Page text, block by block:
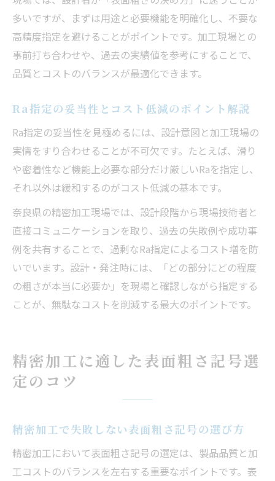
指定法
バフ仕上げや研磨仕上げの表面粗さ目安を
活用
品質とコストを両立する精密加工のRa指定
多いですが、まずは用途と必要機能を明確化し、不要な
高精度指定を避けることがポイントです。加工現場との
事前打ち合わせや、過去の実績値を参考にすることで、
品質とコストのバランスが最適化できます。
Ra指定の妥当性とコスト低減のポイント解説
Ra指定の妥当性を見極めるには、設計意図と加工現場の
実情をすり合わせることが不可欠です。たとえば、滑り
や密着性など機能上必要な部分だけ厳しいRaを指定し、
それ以外は緩和するのがコスト低減の基本です。
奈良県の精密加工現場では、設計段階から現場技術者と
直接コミュニケーションを取り、過去の失敗例や成功事
例を共有することで、過剰なRa指定によるコスト増を防
いでいます。設計・発注時には、「どの部分にどの程度
の粗さが本当に必要か」を現場と確認しながら指定する
ことが、無駄なコストを削減する最大のポイントです。
精密加工に適した表面粗さ記号選
定のコツ
精密加工で失敗しない表面粗さ記号の選び方
精密加工において表面粗さ記号の選定は、製品品質と加
工コストのバランスを左右する重要なポイントです。表